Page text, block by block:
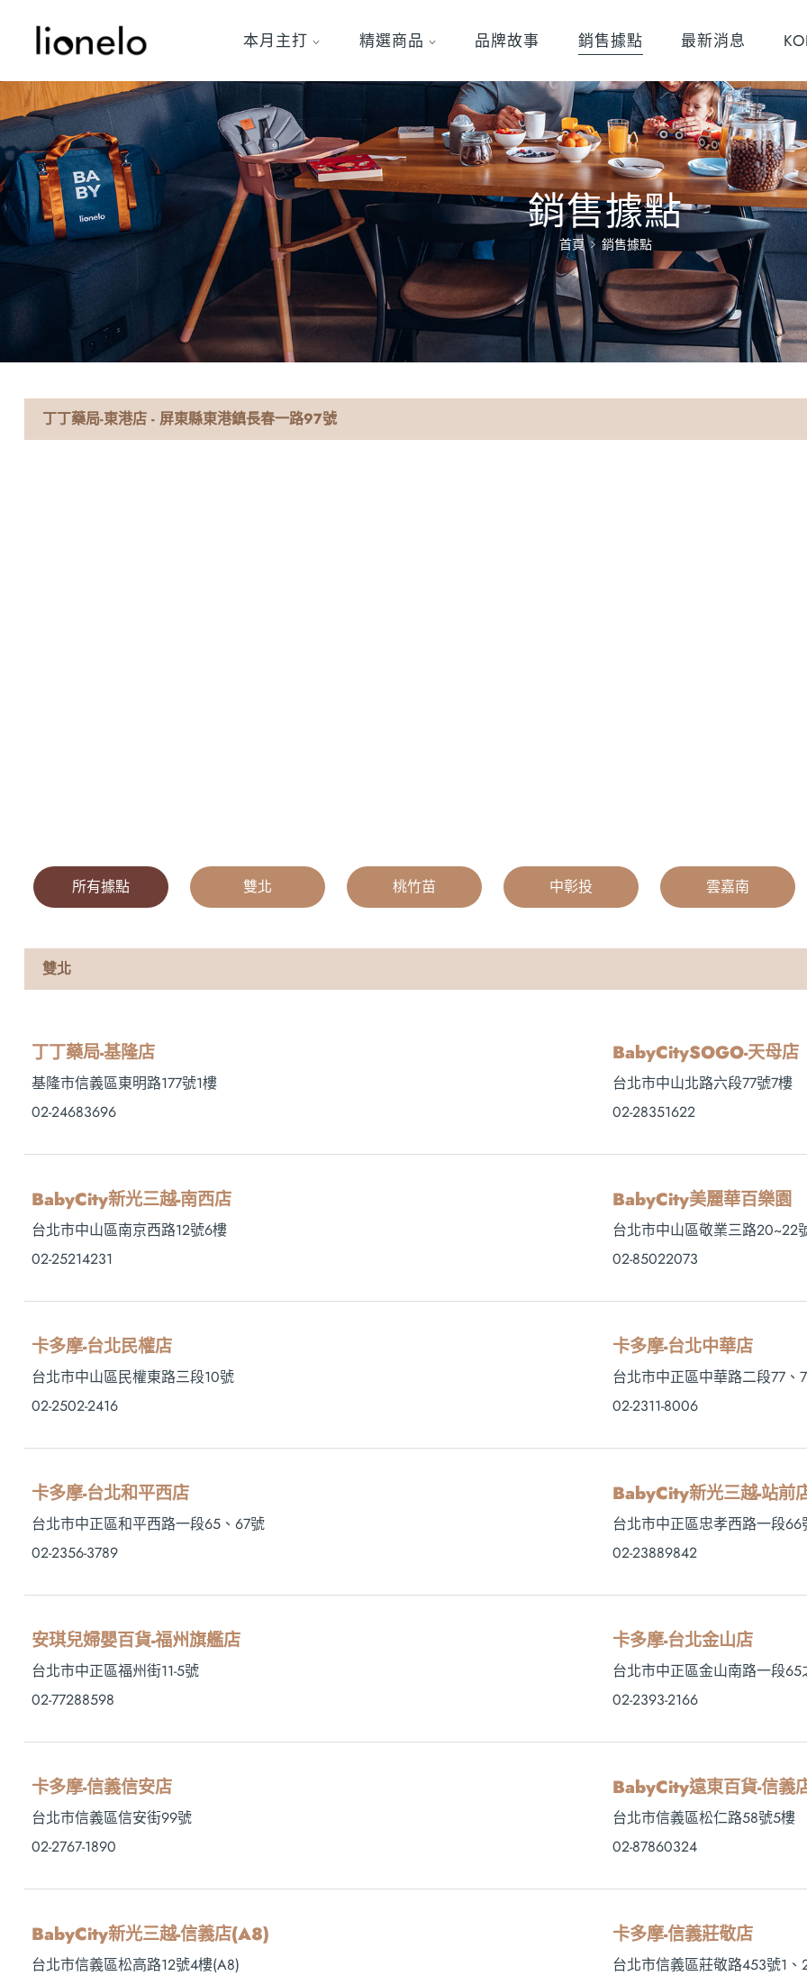
本月主打 精選商品 品牌故事 銷售據點 最新消息
銷售據點
首頁 銷售據點
丁丁藥局-東港店 - 屏東縣東港鎮長春一路97號
所有據點 雙北 桃竹苗 中彰投 雲嘉南
雙北
丁丁藥局-基隆店
基隆市信義區東明路177號1樓
02-24683696
BabyCitySOGO-天母店
台北市中山北路六段77號7樓
02-28351622
BabyCity新光三越-南西店
台北市中山區南京西路12號6樓
02-25214231
BabyCity美麗華百樂園
台北市中山區敬業三路20~22
02-85022073
卡多摩-台北民權店
台北市中山區民權東路三段10號
02-2502-2416
卡多摩-台北中華店
台北市中正區中華路二段77、
02-2311-8006
卡多摩-台北和平西店
台北市中正區和平西路一段65、67號
02-2356-3789
BabyCity新光三越-站前
台北市中正區忠孝西路一段66
02-23889842
安琪兒婦嬰百貨-福州旗艦店
台北市中正區福州街11-5號
02-77288598
卡多摩-台北金山店
台北市中正區金山南路一段
02-2393-2166
卡多摩-信義信安店
台北市信義區信安街99號
02-2767-1890
BabyCity遠東百貨-信義
台北市信義區松仁路58號5樓
02-87860324
BabyCity新光三越-信義店(A8)
台北市信義區松高路12號4樓(A8)
卡多摩-信義莊敬店
台北市信義區莊敬路453號1、